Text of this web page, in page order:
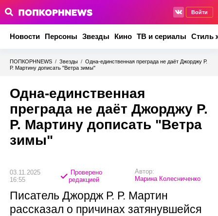
Войти
Новости Персоны Звезды Кино ТВ и сериалы Стиль
ПОПКОРНNEWS / Звезды / Одна-единственная преграда не даёт Джорджу Р.
Р. Мартину дописать "Ветра зимы"
Одна-единственная
преграда не даёт Джорджу Р.
Р. Мартину дописать "Ветра
зимы"
03.11.2025
16:55
Проверено
редакцией
Автор:
Марина Колесниченко
Писатель Джордж Р. Р. Мартин
рассказал о причинах затянувшейся